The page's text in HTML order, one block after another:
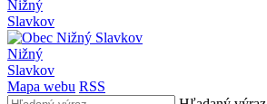
Nižný
Slavkov
Nižný
Slavkov
Mapa webu RSS